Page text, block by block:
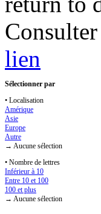
lien
Sélectionner par
• Localisation
Amérique
Asie
Europe
Autre
→ Aucune sélection
• Nombre de lettres
Inférieur à 10
Entre 10 et 100
100 et plus
→ Aucune sélection